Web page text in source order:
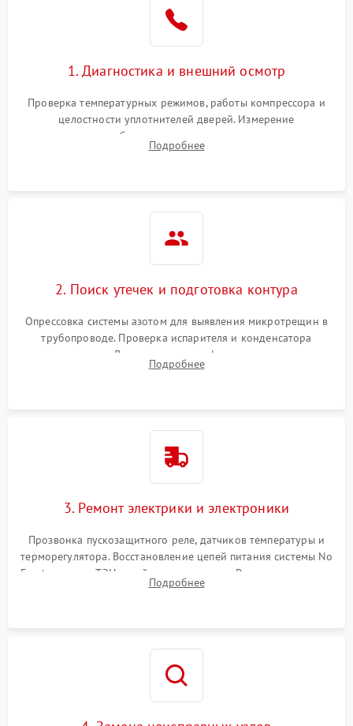
работе
2000 ₽ Подробнее →
1000 ₽
1800 ₽
1. Диагностика и внешний осмотр
Проверка температурных режимов, работы компрессора и
целостности уплотнителей дверей. Измерение
сопротивления обмоток мотора, проверка термостата и
считывание кодов ошибок с электронного дисплея.
Подробнее
2. Поиск утечек и подготовка контура
Опрессовка системы азотом для выявления микротрещин в
трубопроводе. Проверка испарителя и конденсатора
течеискателем. Демонтаж старого фильтра-осушителя и
продувка капиллярной трубки для устранения засоров.
Подробнее
3. Ремонт электрики и электроники
Прозвонка пускозащитного реле, датчиков температуры и
терморегулятора. Восстановление цепей питания системы No
Frost, включая ТЭН оттайки и вентилятор. Ремонт или замена
платы управления при сбоях алгоритмов.
Подробнее